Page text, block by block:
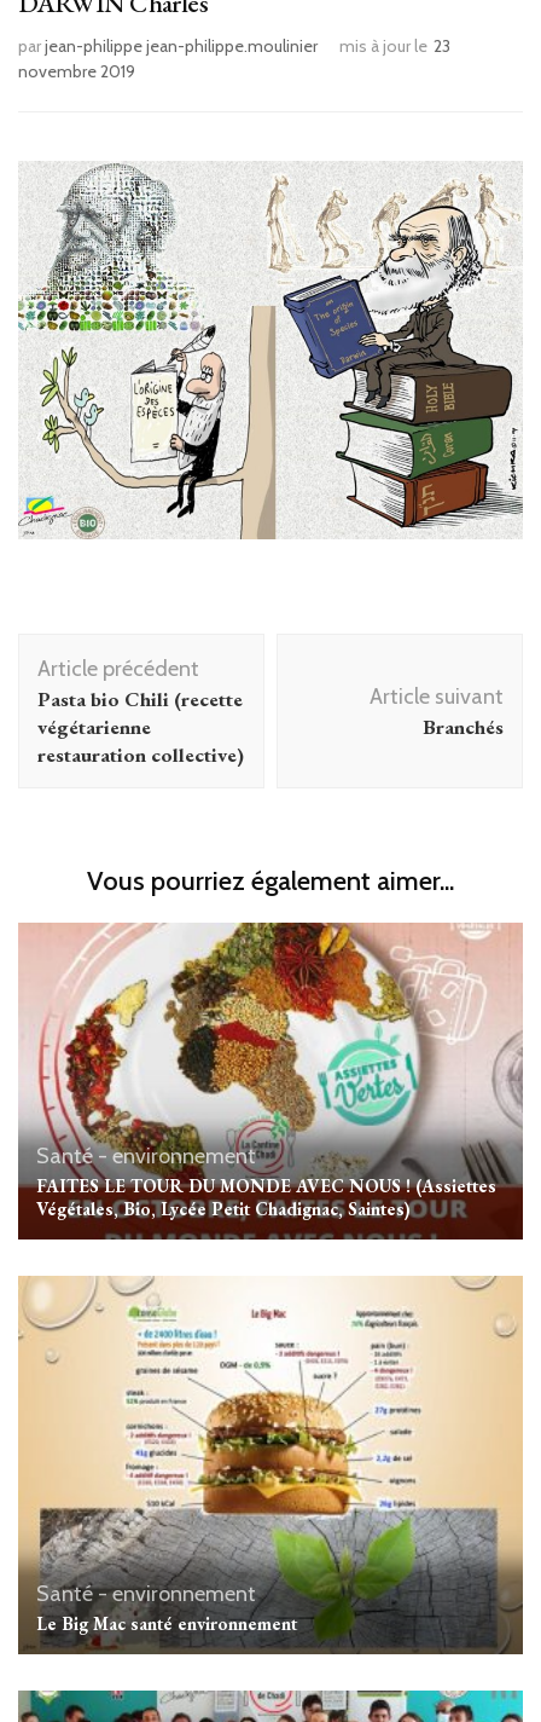
parjean-philippe jean-philippe.moulinier mis à jour le 23
novembre 2019
Navigation
d'article
Article précédent
Pasta bio Chili (recette
végétarienne
restauration collective)
Article suivant
Branchés
Vous pourriez également aimer...
Santé - environnement
FAITES LE TOUR DU MONDE AVEC NOUS ! (Assiettes
Végétales, Bio, Lycée Petit Chadignac, Saintes)
Santé - environnement
Le Big Mac santé environnement